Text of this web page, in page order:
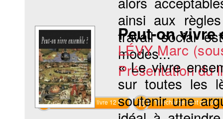
ainsi aux
travail social
modes...
Présentation du
Commander le livre 12 € Téléchargement gratuit
Peut-on vivre
LÉVY Marc
« Le vivre
sur toutes les
soutenir une